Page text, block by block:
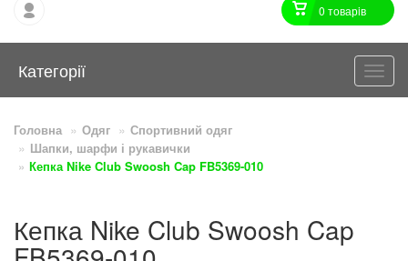
0 товарiв
Категорії
Головна Одяг
Спортивний одяг
Шапки, шарфи і рукавички
Кепка Nike Club Swoosh Cap FB5369-010
Кепка Nike Club Swoosh Cap